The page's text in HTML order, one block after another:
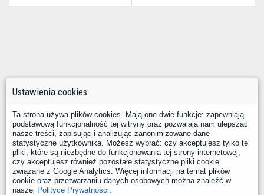
Ustawienia cookies
Ta strona używa plików cookies. Mają one dwie funkcje: zapewniają
podstawową funkcjonalność tej witryny oraz pozwalają nam ulepszać
nasze treści, zapisując i analizując zanonimizowane dane
statystyczne użytkownika. Możesz wybrać: czy akceptujesz tylko te
pliki, które są niezbędne do funkcjonowania tej strony internetowej,
czy akceptujesz również pozostałe statystyczne pliki cookie
związane z Google Analytics. Więcej informacji na temat plików
cookie oraz przetwarzaniu danych osobowych można znaleźć w
naszej Polityce Prywatności.